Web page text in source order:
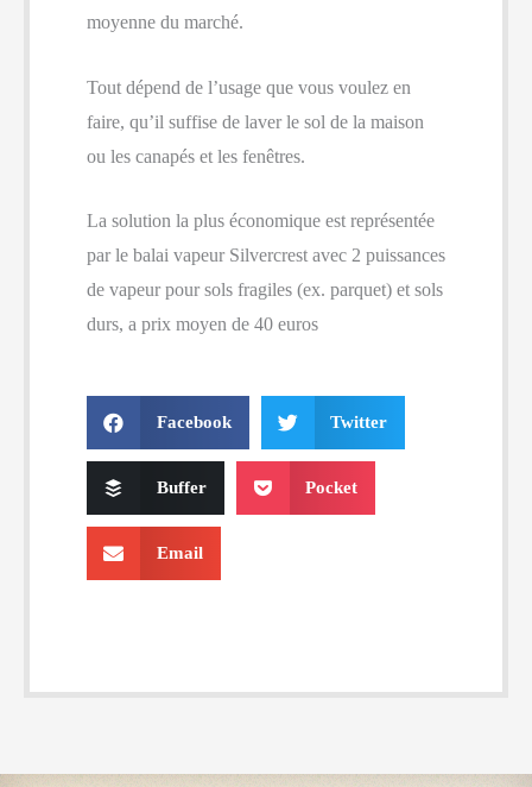
moyenne du marché.
Tout dépend de l’usage que vous voulez en
faire, qu’il suffise de laver le sol de la maison
ou les canapés et les fenêtres.
La solution la plus économique est représentée
par le balai vapeur Silvercrest avec 2 puissances
de vapeur pour sols fragiles (ex. parquet) et sols
durs, a prix moyen de 40 euros
Facebook Twitter
Buffer Pocket
Email